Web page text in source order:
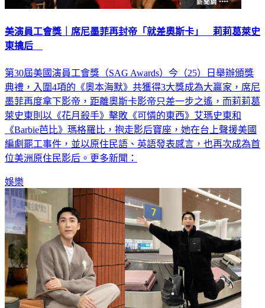
美演員工會獎｜席尼墨菲再封帝「就差奧斯卡」 莉莉葛萊史
東擒后
第30屆美國演員工會獎（SAG Awards）今（25）日舉辦頒獎
典禮，入圍4項的《奧本海默》共獲得3大獎成為大贏家，席尼
墨菲再度拿下影帝，距離奧斯卡影帝只差一步之遙，而莉莉葛
萊史東則以《花月殺手》擊敗《可憐的東西》艾瑪史東和
《Barbie芭比》瑪格羅比，抱走影后寶座，她在台上聲援美國
編劇罷工事件，並以原住民語、英語發表感言，也再次成為首
位美洲原住民影后。更多新聞：
娛樂